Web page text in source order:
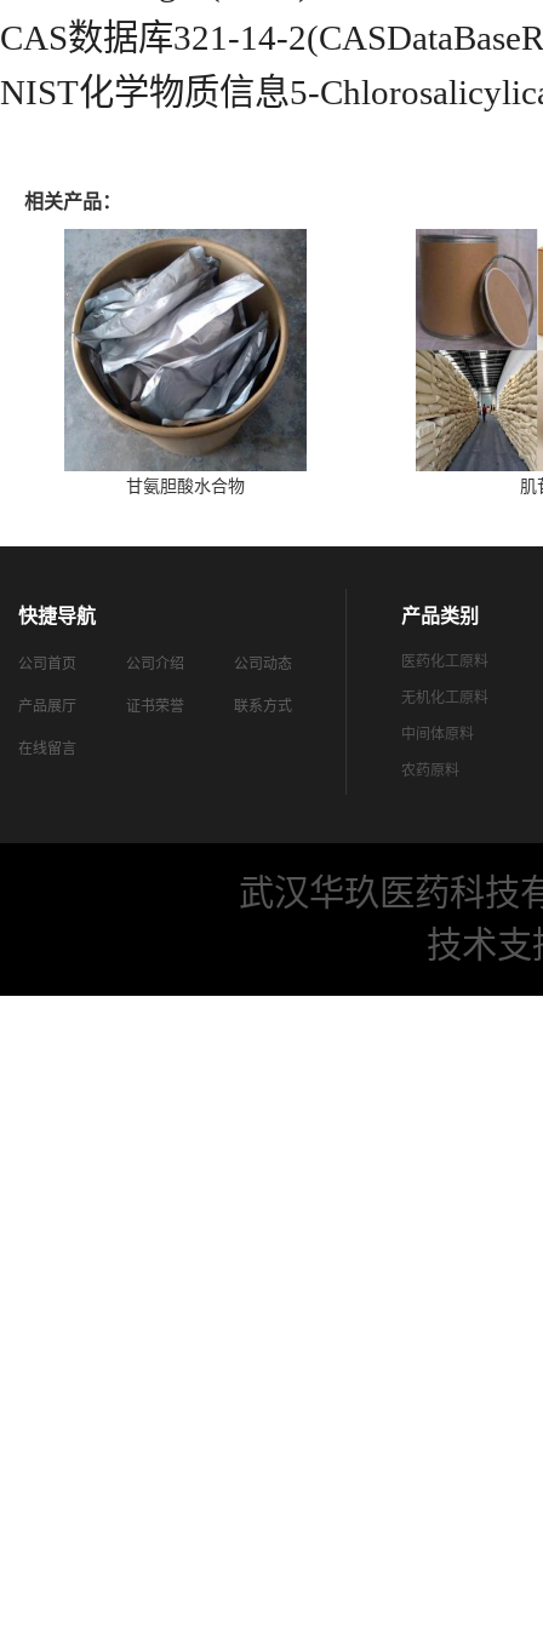
CAS数据库321-14-
NIST化学物质信息5-
相关产品：
甘氨胆酸水合物 肌
快捷导航
公司首页 公司介绍 公司动态
产品展厅 证书荣誉 联系方式
在线留言
产品类别
医药化工原料
无机化工原料
中间体原料
农药原料
武汉华玖医药科技
技术